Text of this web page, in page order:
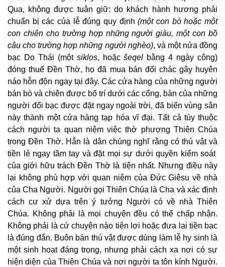
Qua, không được tuân giữ: do khách hành hương phải
chuẩn bị các của lễ đúng quy định(một con bò hoặc một
con chiên cho trường hợp những người giàu, một con bồ
câu cho trường hợp những người nghèo), và một nửa đồng
bạc Do Thái (một siklos, hoặcšeqel bằng 4 ngày công)
đóng thuế Đền Thờ, họ đã mua bán đổi chác gây huyên
náo hỗn độn ngay tại đây. Các cửa hàng của những người
bán bò và chiên được bố trí dưới các cổng, bàn của những
người đổi bạc được đặt ngay ngoài trời, đã biến vùng sân
này thành một cửa hàng tạp hóa vĩ đại. Tất cả tùy thuộc
cách người ta quan niệm việc thờ phượng Thiên Chúa
trong Đền Thờ. Hẳn là dân chúng nghĩ rằng có thú vật và
tiền lẻ ngay tầm tay và đặt mọi sự dưới quyền kiểm soát
của giới hữu trách Đền Thờ là tiện nhất. Nhưng điều này
lại không phù hợp với quan niệm của Đức Giêsu về nhà
của Cha Người. Người gọi Thiên Chúa là Cha và xác định
cách cư xử dựa trên ý tưởng Người có về nhà Thiên
Chúa. Không phải là mọi chuyện đều có thể chấp nhận.
Không phải là cứ chuyện nào tiện lợi hoặc đưa lại tiền bạc
là đúng đắn. Buôn bán thú vật được dùng làm lễ hy sinh là
một sinh hoạt đáng trọng, nhưng phải cách xa nơi có sự
hiện diện của Thiên Chúa và nơi người ta tôn kính Người.